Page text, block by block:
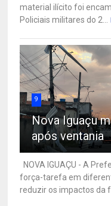
material ilícito foi
Policiais militares do 2...
9
Nova Iguaçu
após ventania
NOVA IGUAÇU - A
força-tarefa em
reduzir os impactos da